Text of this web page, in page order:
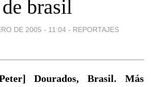
de brasil
DE 2005 - 11:04 - REPORTAJES
Dourados, Brasil. Más